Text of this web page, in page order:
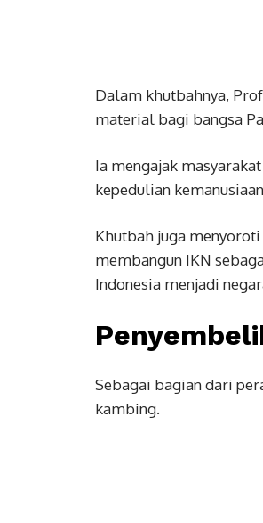
Dalam khutbahnya,
material bagi bangsa
Ia mengajak
kepedulian
Khutbah juga
membangun IKN
Indonesia menjadi
Sebagai bagian dari
kambing.